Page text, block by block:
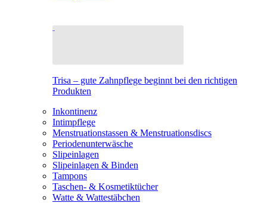
Trisa – gute Zahnpflege beginnt bei den richtigen
Produkten
Inkontinenz
Intimpflege
Menstruationstassen & Menstruationsdiscs
Periodenunterwäsche
Slipeinlagen
Slipeinlagen & Binden
Tampons
Taschen- & Kosmetiktücher
Watte & Wattestäbchen